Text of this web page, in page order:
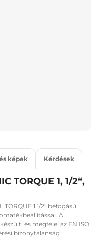
képek Kérdések
TORQUE 1, 1/2“,
1 1/2" befogású
A
és megfelel az EN ISO
bizonytalanság